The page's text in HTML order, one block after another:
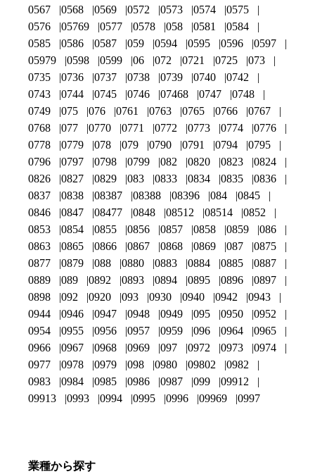
0567
0568 0569 0572 0573 0574
0575
0576
05769 0577 0578 058 0581
0584
0585
0586 0587 059 0594 0595 0596
0597
05979
0598 0599 06 072 0721 0725
073
0735
0736 0737 0738 0739 0740
0742
0743
0744 0745 0746 07468 0747
0748
0749
075 076 0761 0763 0765 0766
0767
0768
077 0770 0771 0772 0773 0774
0776
0778
0779 078 079 0790 0791 0794
0795
0796
0797 0798 0799 082 0820 0823
0824
0826
0827 0829 083 0833 0834 0835
0836
0837
0838 08387 08388 08396 084
0845
0846
0847 08477 0848 08512 08514
0852
0853
0854 0855 0856 0857 0858 0859
086
0863
0865 0866 0867 0868 0869 087
0875
0877
0879 088 0880 0883 0884 0885
0887
0889
089 0892 0893 0894 0895 0896
0897
0898
092 0920 093 0930 0940 0942
0943
0944
0946 0947 0948 0949 095 0950
0952
0954
0955 0956 0957 0959 096 0964
0965
0966
0967 0968 0969 097 0972 0973
0974
0977
0978 0979 098 0980 09802
0982
0983
0984 0985 0986 0987 099
09912
09913
0993 0994 0995 0996 09969 0997
業種から探す